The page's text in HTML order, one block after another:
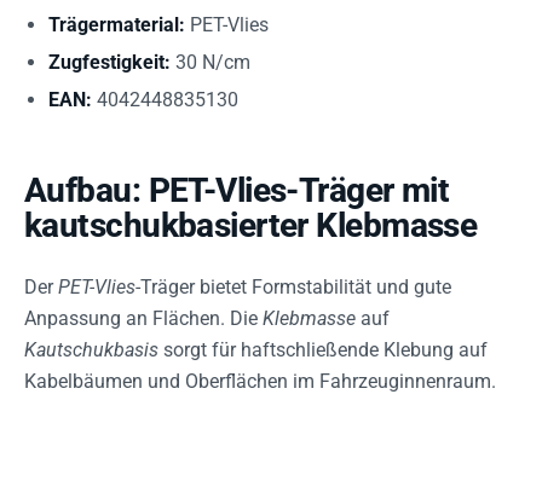
Trägermaterial: PET-Vlies
Zugfestigkeit: 30 N/cm
EAN: 4042448835130
Aufbau: PET-Vlies-Träger mit
kautschukbasierter Klebmasse
DerPET-Vlies-Träger bietet Formstabilität und gute
Anpassung an Flächen. Die Klebmasse auf
Kautschukbasis sorgt für haftschließende Klebung auf
Kabelbäumen und Oberflächen im Fahrzeuginnenraum.